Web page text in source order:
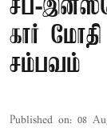
சப்-
கார் மோதி
சம்பவம்
Published on: 08